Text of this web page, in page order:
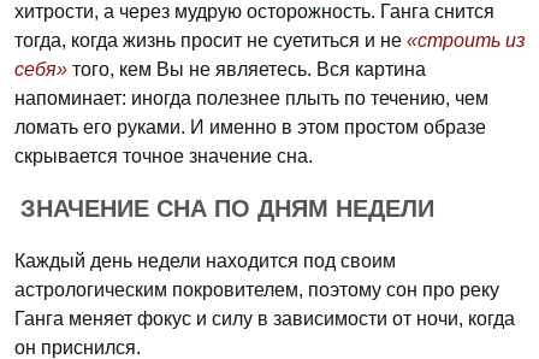
хитрости, а через мудрую осторожность. Ганга снится
тогда, когда жизнь просит не суетиться и не «строить из
себя» того, кем Вы не являетесь. Вся картина
напоминает: иногда полезнее плыть по течению, чем
ломать его руками. И именно в этом простом образе
скрывается точное значение сна.
ЗНАЧЕНИЕ СНА ПО ДНЯМ НЕДЕЛИ
Каждый день недели находится под своим
астрологическим покровителем, поэтому сон про реку
Ганга меняет фокус и силу в зависимости от ночи, когда
он приснился.